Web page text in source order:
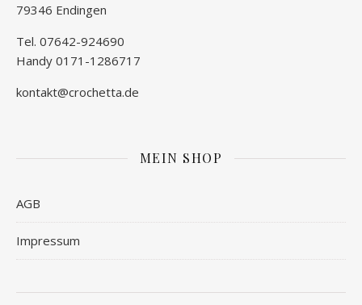
79346 Endingen
Tel. 07642-924690
Handy 0171-1286717
kontakt@crochetta.de
MEIN SHOP
AGB
Impressum